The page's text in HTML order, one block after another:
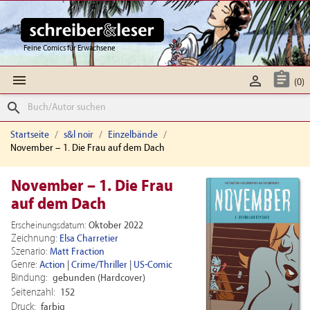
Feine Comics für Erwachsene
  (0)

search
Startseite s&l noir
Einzelbände
November – 1. Die Frau auf dem Dach
November – 1. Die Frau
auf dem Dach
Erscheinungsdatum: Oktober 2022
Zeichnung: Elsa Charretier
Szenario: Matt Fraction
Genre: Action Crime/Thriller US-Comic
Bindung: gebunden (Hardcover)
Seitenzahl: 152
Druck: farbig